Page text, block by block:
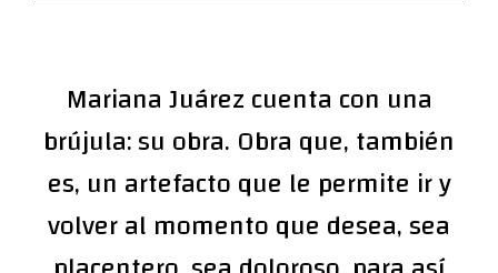
Mariana Juárez cuenta con una
brújula: su obra. Obra que, también
es, un artefacto que le permite ir y
volver al momento que desea, sea